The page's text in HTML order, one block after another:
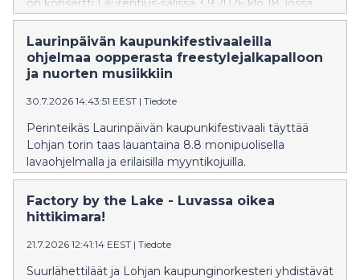
on konsertti Laurentius-salissa 3.9.2026 klo 18, jossa
esitetään Beethovenin, Stravinskyn ja Haydnin teoksia.
Solistina Emil Holmström. Liput ennakkoon
NetTicketistä.
Laurinpäivän kaupunkifestivaaleilla
ohjelmaa oopperasta freestylejalkapalloon
ja nuorten musiikkiin
30.7.2026 14:43:51 EEST | Tiedote
Perinteikäs Laurinpäivän kaupunkifestivaali täyttää
Lohjan torin taas lauantaina 8.8 monipuolisella
lavaohjelmalla ja erilaisilla myyntikojuilla.
Factory by the Lake - Luvassa oikea
hittikimara!
21.7.2026 12:41:14 EEST | Tiedote
Suurlähettiläät ja Lohjan kaupunginorkesteri yhdistävät